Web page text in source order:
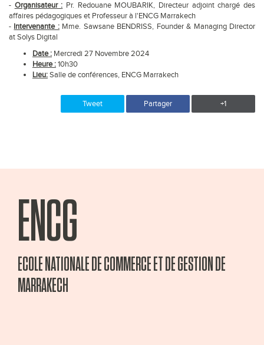
- Organisateur : Pr. Redouane MOUBARIK, Directeur adjoint chargé des
affaires pédagogiques et Professeur à l'ENCG Marrakech
- Intervenante :Mme. Sawsane BENDRISS, Founder & Managing Director
at Solys Digital
Date : Mercredi 27 Novembre 2024
Heure :10h30
Lieu:Salle de conférences, ENCG Marrakech
Tweet Partager +1
ENCG
ECOLE NATIONALE DE COMMERCE ET DE GESTION DE
MARRAKECH